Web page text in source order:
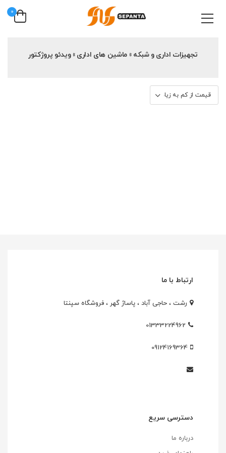
0
تجهیزات اداری و شبکه » ماشین های اداری » ویدئو پروژکتور
ارتباط با ما
رشت ، حاجی آباد ، پاساژ گهر ، فروشگاه سپنتا
01333224962
09124169364
دسترسی سریع
درباره ما